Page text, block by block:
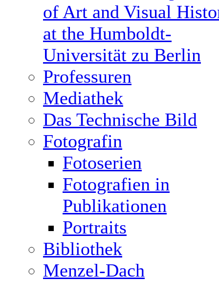
of Art and Visual
at the Humboldt-
Universität zu Berlin
Professuren
Mediathek
Das Technische Bild
Fotografin
Fotoserien
Fotografien in
Publikationen
Portraits
Bibliothek
Menzel-Dach